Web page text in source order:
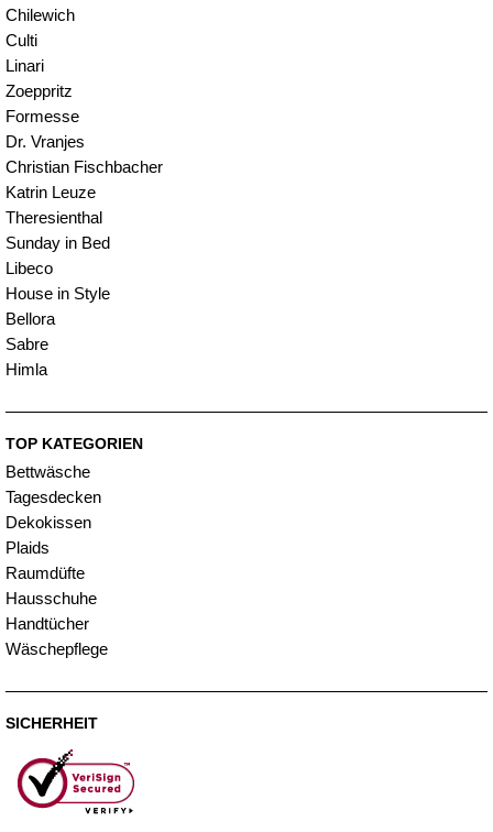
Chilewich
Culti
Linari
Zoeppritz
Formesse
Dr. Vranjes
Christian Fischbacher
Katrin Leuze
Theresienthal
Sunday in Bed
Libeco
House in Style
Bellora
Sabre
Himla
TOP KATEGORIEN
Bettwäsche
Tagesdecken
Dekokissen
Plaids
Raumdüfte
Hausschuhe
Handtücher
Wäschepflege
SICHERHEIT